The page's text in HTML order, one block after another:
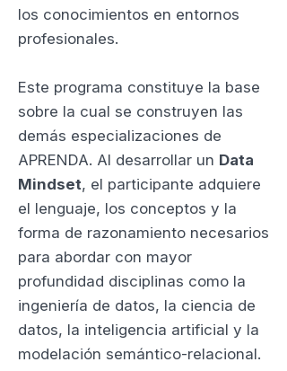
los conocimientos en entornos
profesionales.
Este programa constituye la base
sobre la cual se construyen las
demás especializaciones de
APRENDA. Al desarrollar un Data
Mindset, el participante adquiere
el lenguaje, los conceptos y la
forma de razonamiento necesarios
para abordar con mayor
profundidad disciplinas como la
ingeniería de datos, la ciencia de
datos, la inteligencia artificial y la
modelación semántico-relacional.